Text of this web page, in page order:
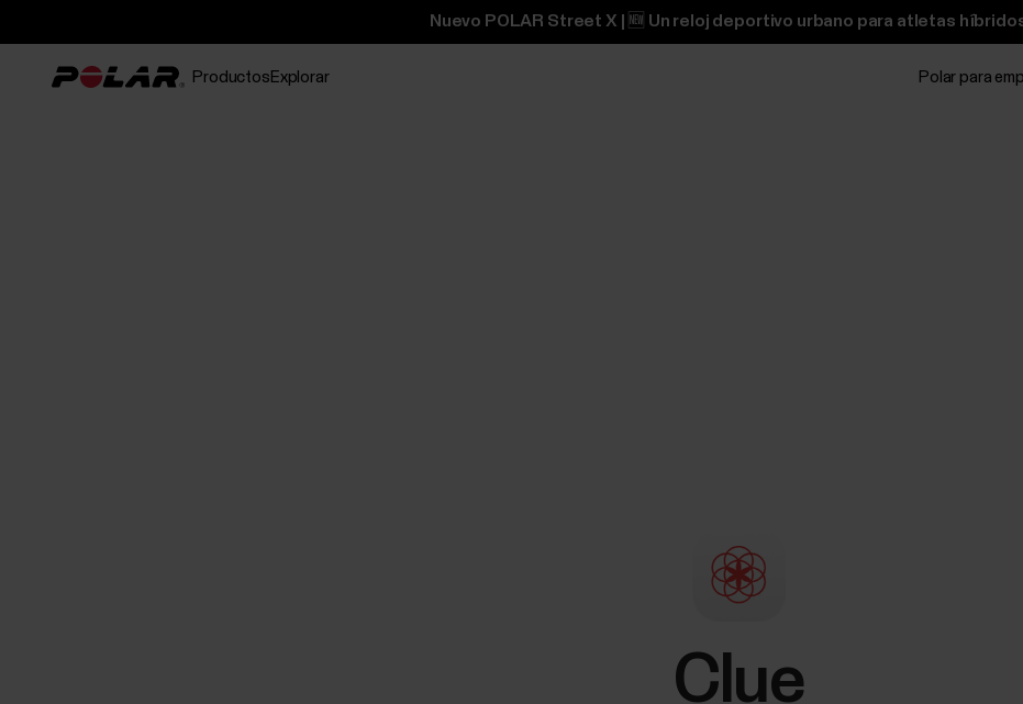
Nuevo POLAR Street X | 🆕 Un reloj deportivo urbano para atletas
Productos Explorar Polar para
Clue